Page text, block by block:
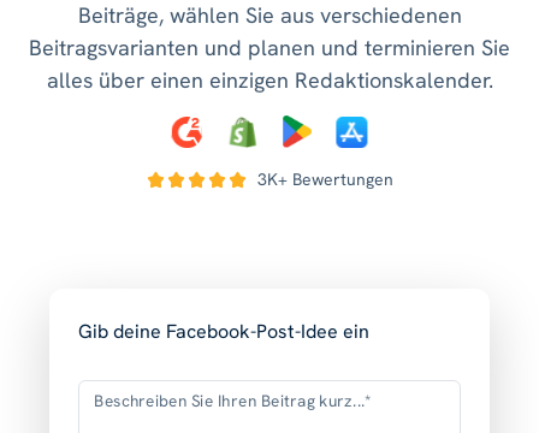
Beiträge, wählen Sie aus verschiedenen
Beitragsvarianten und planen und terminieren Sie
alles über einen einzigen Redaktionskalender.
3K+ Bewertungen
Gib deine Facebook-Post-Idee ein
Beschreiben Sie Ihren Beitrag kurz...*